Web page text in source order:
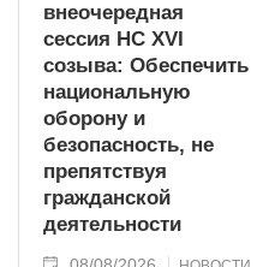
внеочередная
сессия НС XVI
созыва: Обеспечить
национальную
оборону и
безопасность, не
препятствуя
гражданской
деятельности